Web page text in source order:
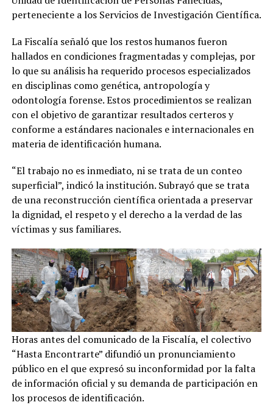
perteneciente a los Servicios de Investigación Científica.
La Fiscalía señaló que los restos humanos fueron
hallados en condiciones fragmentadas y complejas, por
lo que su análisis ha requerido procesos especializados
en disciplinas como genética, antropología y
odontología forense. Estos procedimientos se realizan
con el objetivo de garantizar resultados certeros y
conforme a estándares nacionales e internacionales en
materia de identificación humana.
“El trabajo no es inmediato, ni se trata de un conteo
superficial”, indicó la institución. Subrayó que se trata
de una reconstrucción científica orientada a preservar
la dignidad, el respeto y el derecho a la verdad de las
víctimas y sus familiares.
Horas antes del comunicado de la Fiscalía, el colectivo
“Hasta Encontrarte” difundió un pronunciamiento
público en el que expresó su inconformidad por la falta
de información oficial y su demanda de participación en
los procesos de identificación.